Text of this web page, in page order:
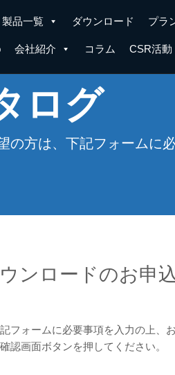
製品一覧 ダウンロード プラ
会社紹介 コラム CSR活動
ログ
の方は、下記フォームに
ンロードのお申
フォームに必要事項を入力の上、
認画面ボタンを押してください。